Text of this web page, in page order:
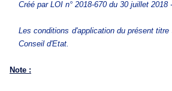
Créé par LOI n° 2018-670 du 30 juillet 2018
Les conditions d'application du présent
Conseil d'Etat.
Note :